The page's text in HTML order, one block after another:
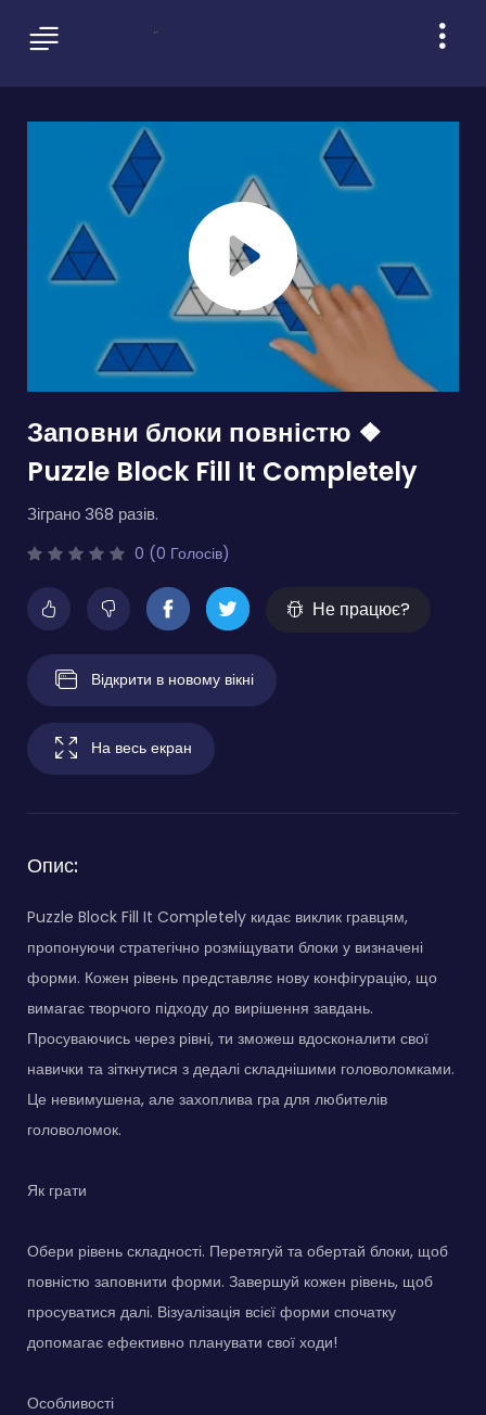
Заповни блоки повністю ❖
Puzzle Block Fill It Completely
Зіграно 368 разів.
0 (0 Голосів)
Не працює?
Відкрити в новому вікні
На весь екран
Опис:
Puzzle Block Fill It Completely кидає виклик гравцям,
пропонуючи стратегічно розміщувати блоки у визначені
форми. Кожен рівень представляє нову конфігурацію, що
вимагає творчого підходу до вирішення завдань.
Просуваючись через рівні, ти зможеш вдосконалити свої
навички та зіткнутися з дедалі складнішими головоломками.
Це невимушена, але захоплива гра для любителів
головоломок.
Як грати
Обери рівень складності. Перетягуй та обертай блоки, щоб
повністю заповнити форми. Завершуй кожен рівень, щоб
просуватися далі. Візуалізація всієї форми спочатку
допомагає ефективно планувати свої ходи!
Особливості